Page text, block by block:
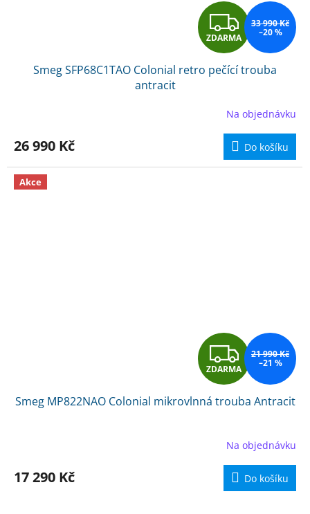
Z
D
A
R
M
A
ZDARMA
33 990 Kč
–20 %
Smeg SFP68C1TAO Colonial retro pečící trouba
antracit
Na objednávku
26 990 Kč Do košíku
Akce
Z
D
A
R
M
A
ZDARMA
21 990 Kč
–21 %
Smeg MP822NAO Colonial mikrovlnná trouba Antracit
Na objednávku
17 290 Kč Do košíku